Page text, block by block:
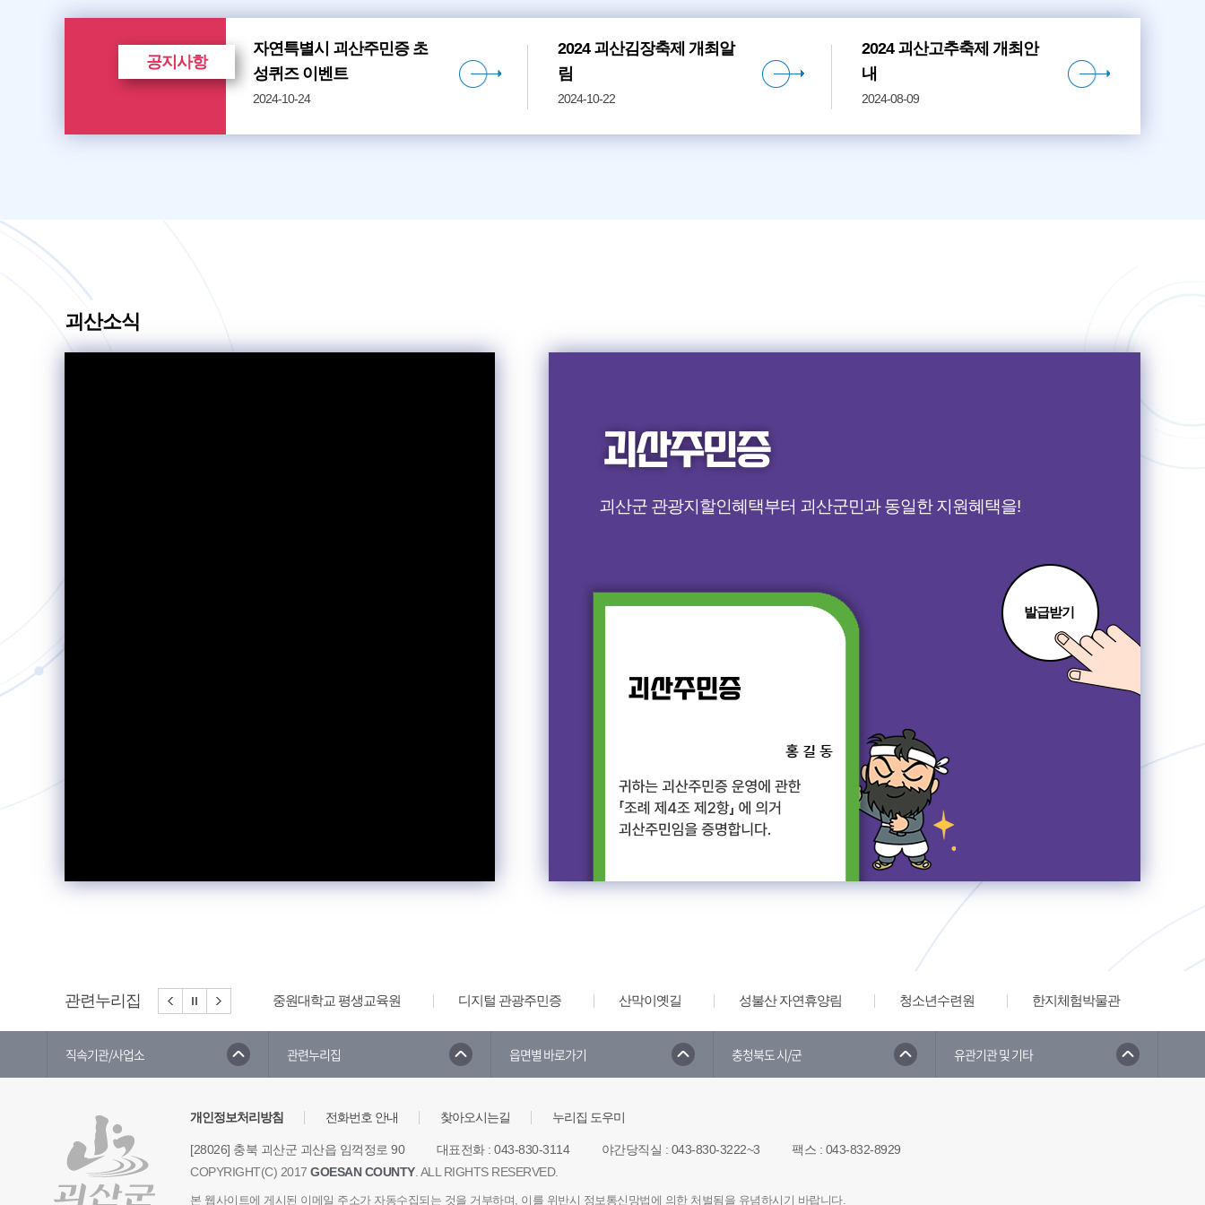
공지사항
자연특별시 괴산주민증 초
성퀴즈 이벤트
2024-10-24
2024 괴산김장축제 개최알
림
2024-10-22
2024 괴산고추축제 개최안
내
2024-08-09
괴산소식
괴산군 관광지할인혜택부터 괴산군민과 동일한 지원혜택을!
발급받기
관련누리집 중원대학교 평생교육원 디지털 관광주민증 산막이옛길 성불산 자연휴양림 청소년수련원 한지체험박물관
직속기관/사업소 관련누리집 읍면별 바로가기 충청북도 시/군 유관기관 및 기타
개인정보처리방침 전화번호 안내 찾아오시는길 누리집 도우미
[28026] 충북 괴산군 괴산읍 임꺽정로 90 대표전화: 043-830-3114 야간당직실 : 043-830-3222~3 팩스 : 043-832-8929
COPYRIGHT(C) 2017 GOESAN COUNTY. ALL RIGHTS RESERVED.
본 웹사이트에 게시된 이메일 주소가 자동수집되는 것을 거부하며, 이를 위반시 정보통신망법에 의한 처벌됨을 유념하시기 바랍니다.